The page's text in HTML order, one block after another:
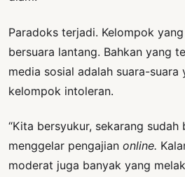
Paradoks terjadi. Kelompok
bersuara lantang. Bahkan yang
media sosial adalah suara-suara
kelompok intoleran.
“Kita bersyukur, sekarang sudah
menggelar pengajian online.
moderat juga banyak yang